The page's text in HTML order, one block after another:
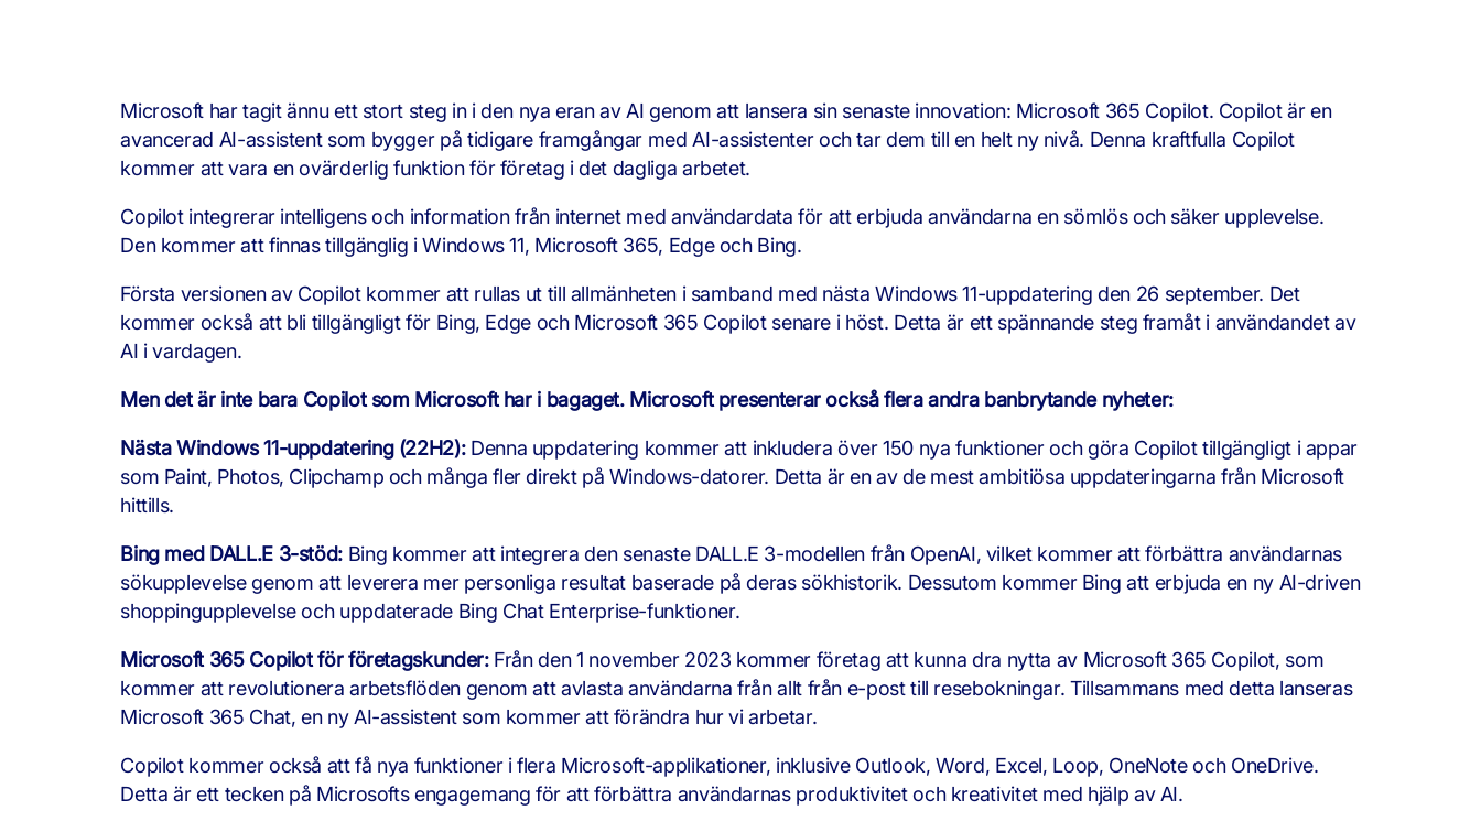
Microsoft har tagit ännu ett stort steg in i den nya eran av AI genom att lansera sin senaste innovation: Microsoft 365 Copilot. Copilot är en
avancerad AI-assistent som bygger på tidigare framgångar med AI-assistenter och tar dem till en helt ny nivå. Denna kraftfulla Copilot
kommer att vara en ovärderlig funktion för företag i det dagliga arbetet.
Copilot integrerar intelligens och information från internet med användardata för att erbjuda användarna en sömlös och säker upplevelse.
Den kommer att finnas tillgänglig i Windows 11, Microsoft 365, Edge och Bing.
Första versionen av Copilot kommer att rullas ut till allmänheten i samband med nästa Windows 11-uppdatering den 26 september. Det
kommer också att bli tillgängligt för Bing, Edge och Microsoft 365 Copilot senare i höst. Detta är ett spännande steg framåt i användandet av
AI i vardagen.
Men det är inte bara Copilot som Microsoft har i bagaget. Microsoft presenterar också flera andra banbrytande nyheter:
Nästa Windows 11-uppdatering (22H2):Denna uppdatering kommer att inkludera över 150 nya funktioner och göra Copilot tillgängligt i appar
som Paint, Photos, Clipchamp och många fler direkt på Windows-datorer. Detta är en av de mest ambitiösa uppdateringarna från Microsoft
hittills.
Bing med DALL.E 3-stöd: Bing kommer att integrera den senaste DALL.E 3-modellen från OpenAI, vilket kommer att förbättra användarnas
sökupplevelse genom att leverera mer personliga resultat baserade på deras sökhistorik. Dessutom kommer Bing att erbjuda en ny AI-driven
shoppingupplevelse och uppdaterade Bing Chat Enterprise-funktioner.
Microsoft 365 Copilot för företagskunder:Från den 1 november 2023 kommer företag att kunna dra nytta av Microsoft 365 Copilot, som
kommer att revolutionera arbetsflöden genom att avlasta användarna från allt från e-post till resebokningar. Tillsammans med detta lanseras
Microsoft 365 Chat, en ny AI-assistent som kommer att förändra hur vi arbetar.
Copilot kommer också att få nya funktioner i flera Microsoft-applikationer, inklusive Outlook, Word, Excel, Loop, OneNote och OneDrive.
Detta är ett tecken på Microsofts engagemang för att förbättra användarnas produktivitet och kreativitet med hjälp av AI.